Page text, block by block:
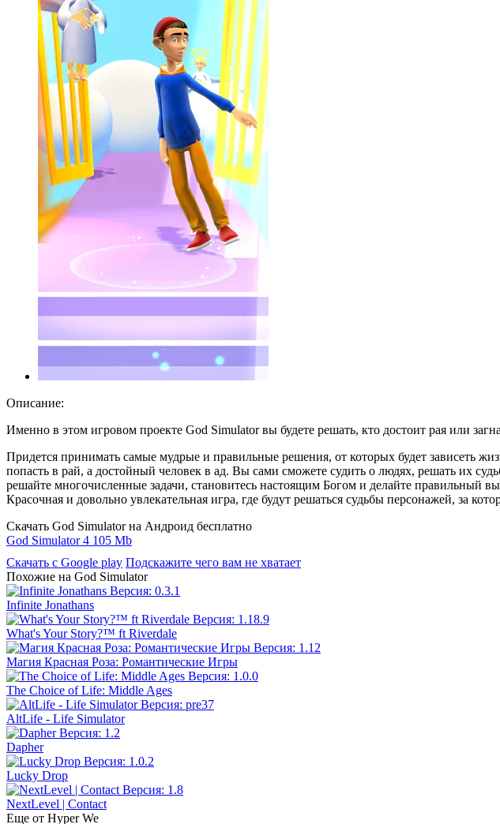
Описание:
Именно в этом игровом проекте God Simulator вы будете решать, кто достоит рая или
Придется принимать самые мудрые и правильные решения, от которых будет зависеть
попасть в рай, а достойный человек в ад. Вы сами сможете судить о людях, решать их
решайте многочисленные задачи, становитесь настоящим Богом и делайте правильный
Красочная и довольно увлекательная игра, где будут решаться судьбы персонажей, за
Скачать God Simulator на Андроид бесплатно
God Simulator 4 105 Mb
Скачать с Google play Подскажите чего вам не хватает
Похожие на God Simulator
Infinite Jonathans
What's Your Story?™ ft Riverdale
Магия Красная Роза: Романтические Игры
The Choice of Life: Middle Ages
AltLife - Life Simulator
Dapher
Lucky Drop
NextLevel | Contact
Еще от Hyper We